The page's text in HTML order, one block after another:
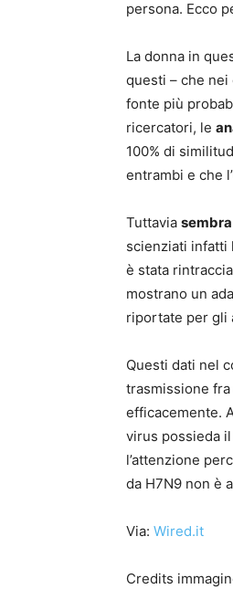
persona. Ecco
La donna in
questi – che nei
fonte più
ricercatori, le
100% di
entrambi e che
Tuttavia
scienziati infatti
è stata
mostrano un
riportate per gli
Questi dati nel
trasmissione
efficacemente.
virus possieda
l’attenzione
da H7N9 non è
Via: Wired.it
Credits